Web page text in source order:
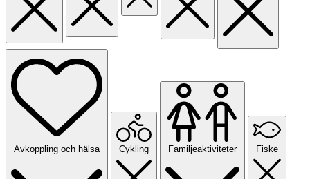
Avkoppling och hälsa Cykling Familjeaktiviteter Fiske